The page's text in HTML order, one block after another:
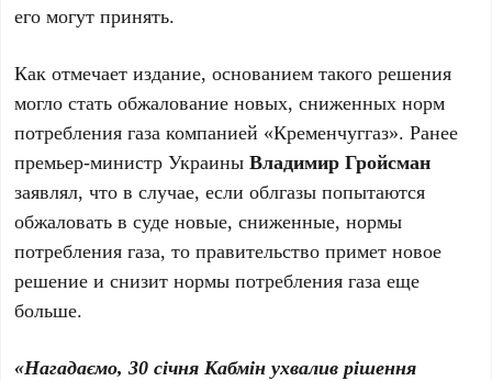
его могут принять.
Как отмечает издание, основанием такого решения
могло стать обжалование новых, сниженных норм
потребления газа компанией «Кременчуггаз». Ранее
премьер-министр УкраиныВладимир Гройсман
заявлял, что в случае, если облгазы попытаются
обжаловать в суде новые, сниженные, нормы
потребления газа, то правительство примет новое
решение и снизит нормы потребления газа еще
больше.
«Нагадаємо, 30 січня Кабмін ухвалив рішення